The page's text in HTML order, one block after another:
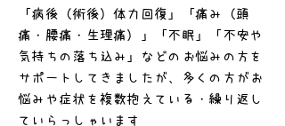
「病後（術後）体力回復」「痛み（頭
痛・腰痛・生理痛）」「不眠」「不安や
気持ちの落ち込み」などのお悩みの方を
サポートしてきましたが、多くの方がお
悩みや症状を複数抱えている・繰り返し
ていらっしゃいます